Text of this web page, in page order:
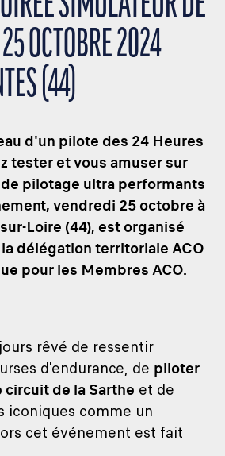
OCTOBRE 2024
(44)
d'un pilote des 24 Heures
tester et vous amuser sur
pilotage ultra performants
vendredi 25 octobre à
Loire (44), est organisé
délégation territoriale ACO
pour les Membres ACO.
rêvé de ressentir
d'endurance, de piloter
de la Sarthe et de
iconiques comme un
cet événement est fait